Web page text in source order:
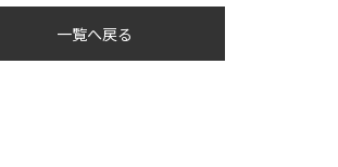
一覧へ戻る